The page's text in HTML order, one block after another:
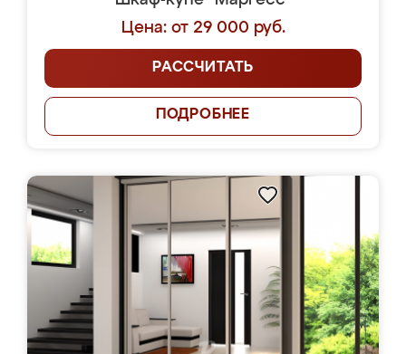
Цена: от 29 000 руб.
РАССЧИТАТЬ
ПОДРОБНЕЕ